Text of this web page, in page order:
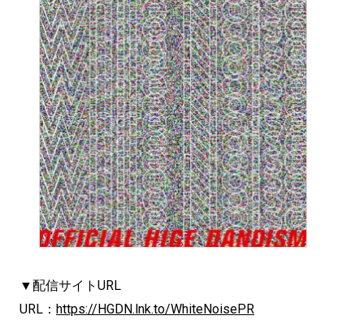
▼配信サイトURL
URL： https://HGDN.lnk.to/WhiteNoisePR